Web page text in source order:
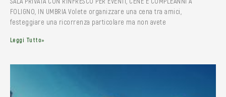
FOLIGNO, IN UMBRIA Volete organizzare una cena tra amici,
festeggiare una ricorrenza particolare ma non avete
Leggi Tutto»